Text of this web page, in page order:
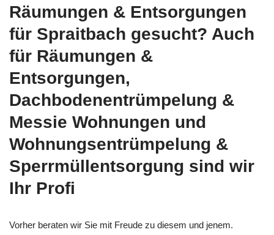
Räumungen & Entsorgungen
für Spraitbach gesucht? Auch
für Räumungen &
Entsorgungen,
Dachbodenentrümpelung &
Messie Wohnungen und
Wohnungsentrümpelung &
Sperrmüllentsorgung sind wir
Ihr Profi
Vorher beraten wir Sie mit Freude zu diesem und jenem.